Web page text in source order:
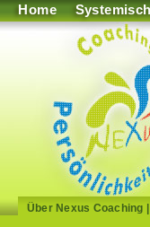
Home
Über Nexus Coaching